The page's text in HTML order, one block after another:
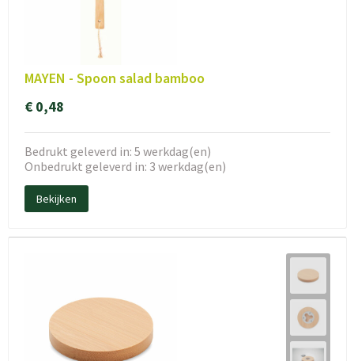
MAYEN - Spoon salad bamboo
€ 0,48
Bedrukt geleverd in: 5 werkdag(en)
Onbedrukt geleverd in: 3 werkdag(en)
Bekijken